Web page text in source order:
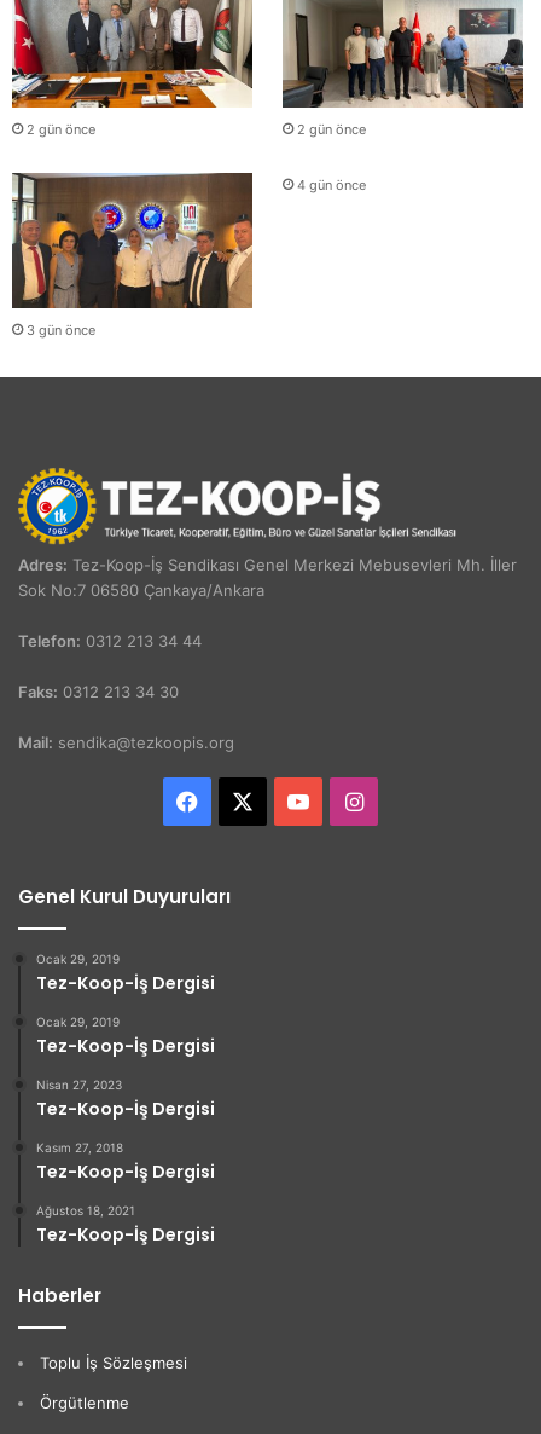
2 gün önce 2 gün önce
3 gün önce
4 gün önce
Adres: Tez-Koop-İş Sendikası Genel Merkezi Mebusevleri Mh. İller
Sok No:7 06580 Çankaya/Ankara
Telefon: 0312 213 34 44
Faks: 0312 213 34 30
Mail: sendika@tezkoopis.org
Facebook YouTubeInstagram
Genel Kurul Duyuruları
Ocak 29, 2019
Tez-Koop-İş Dergisi
Ocak 29, 2019
Tez-Koop-İş Dergisi
Nisan 27, 2023
Tez-Koop-İş Dergisi
Kasım 27, 2018
Tez-Koop-İş Dergisi
Ağustos 18, 2021
Tez-Koop-İş Dergisi
Haberler
Toplu İş Sözleşmesi
Örgütlenme